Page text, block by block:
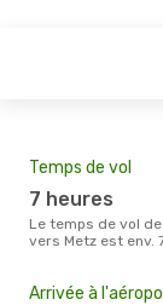
Temps de vol
7 heures
Le temps de vol de Luxembourg
vers Metz est env.
Arrivée à